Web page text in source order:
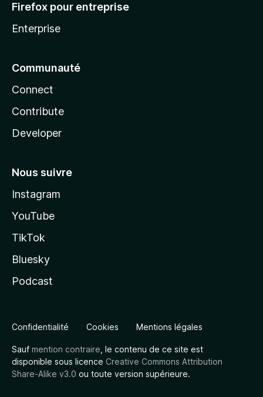
Firefox pour entreprise
Enterprise
Communauté
Connect
Contribute
Developer
Nous suivre
Instagram
YouTube
TikTok
Bluesky
Podcast
Confidentialité Cookies Mentions légales
Sauf mention contraire , le contenu de ce site est
disponible sous licence Creative Commons Attribution
Share-Alike v3.0 ou toute version supérieure.